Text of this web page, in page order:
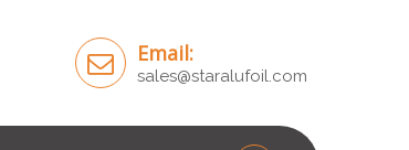
Email:
sales@staralufoil.com